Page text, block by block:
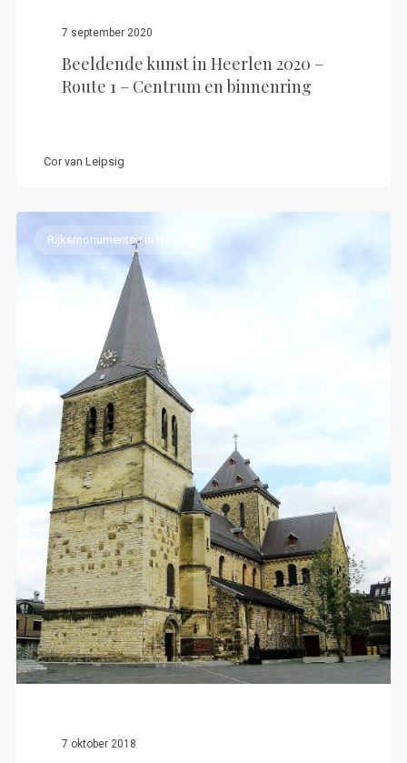
7 september 2020
Beeldende kunst in Heerlen 2020 –
Route 1 – Centrum en binnenring
Cor van Leipsig
Rijksmonumenten in Heerlen
7 oktober 2018